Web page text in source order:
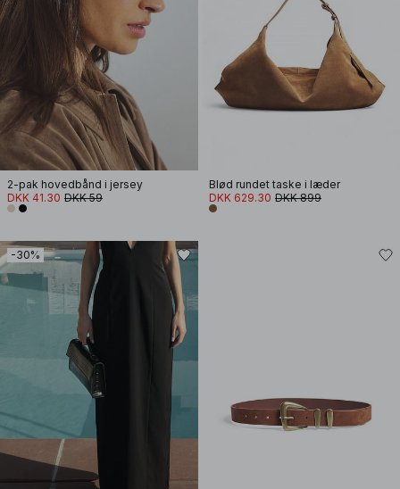
2-pak hovedbånd i jersey
DKK 41.30 DKK 59
Blød rundet taske i læder
DKK 629.30 DKK 899
-30%